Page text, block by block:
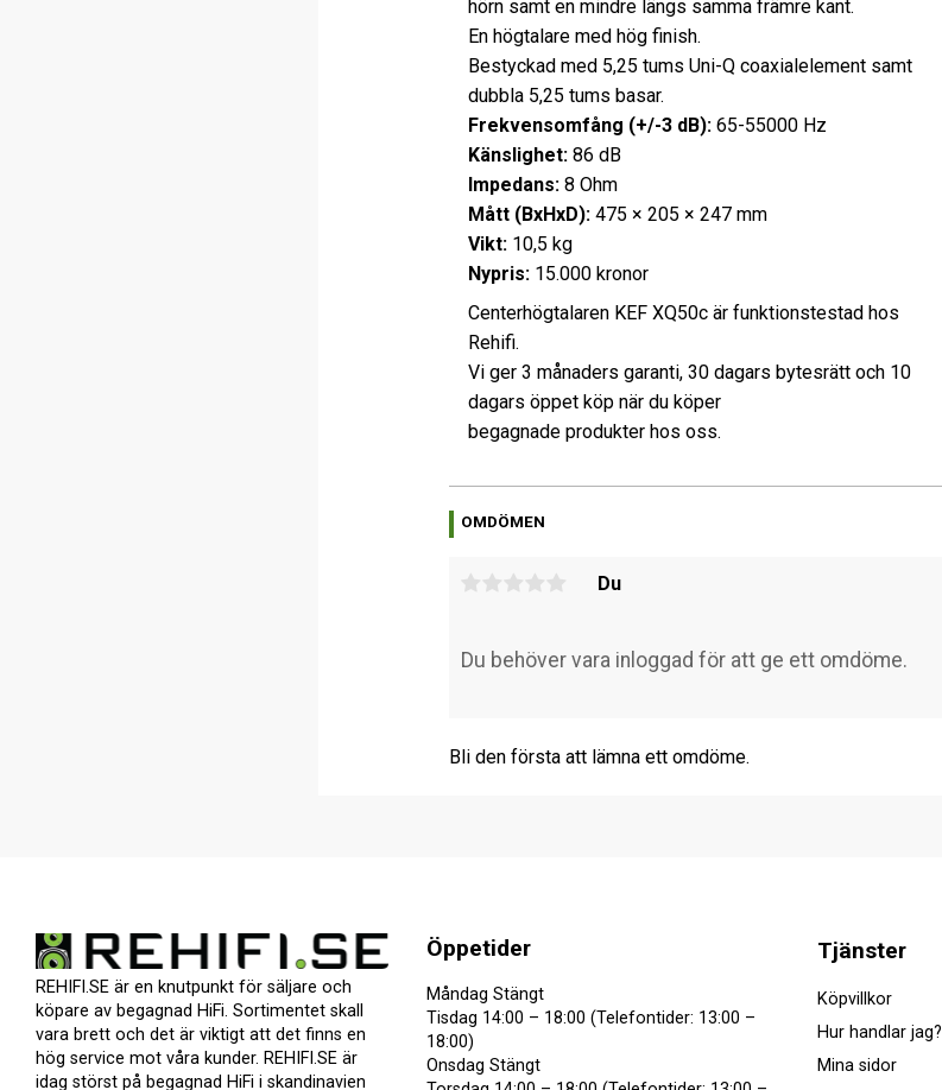
hörn samt en mindre längs samma främre kant.
En högtalare med hög finish.
Bestyckad med 5,25 tums Uni-Q coaxialelement samt
dubbla 5,25 tums basar.
Frekvensomfång (+/-3 dB): 65-55000 Hz
Känslighet:86 dB
Impedans: 8 Ohm
Mått (BxHxD): 475 × 205 × 247 mm
Vikt: 10,5 kg
Nypris: 15.000 kronor
Centerhögtalaren KEF XQ50c är funktionstestad hos
Rehifi.
Vi ger 3 månaders garanti, 30 dagars bytesrätt och 10
dagars öppet köp när du köper
begagnade produkter hos oss.
OMDÖMEN
Du
Bli den första att lämna ett omdöme.
REHIFI.SE är en knutpunkt för säljare och
köpare av begagnad HiFi. Sortimentet skall
vara brett och det är viktigt att det finns en
hög service mot våra kunder. REHIFI.SE är
idag störst på begagnad HiFi i skandinavien
Öppetider
Måndag Stängt
Tisdag 14:00 – 18:00 (Telefontider: 13:00 –
18:00)
Onsdag Stängt
Tjänster
Köpvillkor
Hur handlar jag?
Mina sidor